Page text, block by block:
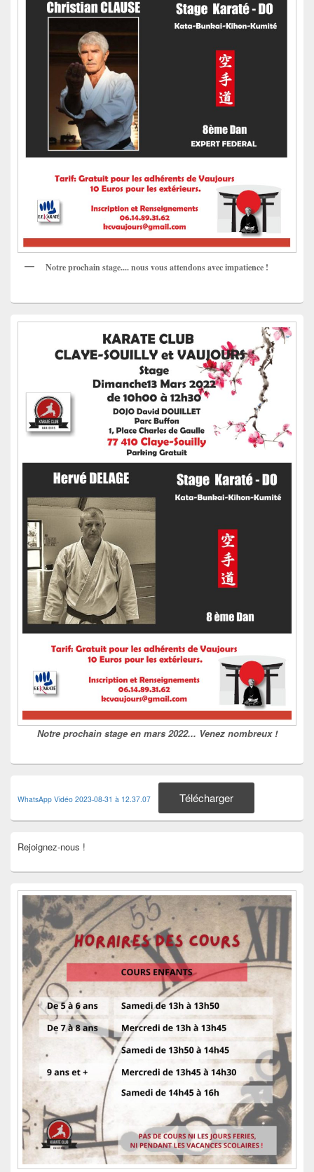
Notre prochain stage.... nous vous attendons avec impatience !
Notre prochain stage en mars 2022... Venez nombreux !
WhatsApp Vidéo 2023-08-31 à 12.37.07 Télécharger
Rejoignez-nous !